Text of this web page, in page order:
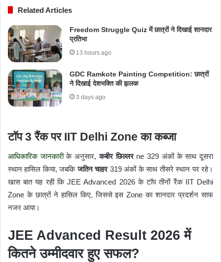
Related Articles
Freedom Struggle Quiz में छात्रों ने दिखाई शानदार
प्रतिभा
13 hours ago
GDC Ramkote Painting Competition: छात्रों
ने दिखाई देशभक्ति की झलक
3 days ago
टॉप 3 रैंक पर IIT Delhi Zone का कब्जा
आधिकारिक जानकारीके अनुसार,कबीर छिल्लरne 329 अंकों के साथ दूसरा
स्थान हासिल किया, जबकिजतिन चाहर319 अंकों के साथ तीसरे स्थान पर रहे।
खास बात यह रही कि JEE Advanced 2026 के टॉप तीनों रैंक IIT Delhi
Zone के छात्रों ने हासिल किए, जिससे इस Zone का शानदार प्रदर्शन साफ
नजर आया।
JEE Advanced Result 2026 में
कितने उम्मीदवार हुए सफल?